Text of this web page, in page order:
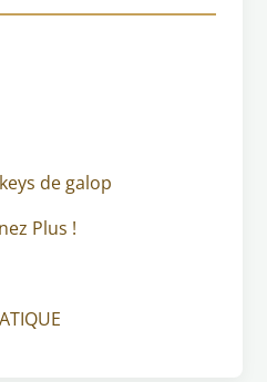
de galop
Plus !